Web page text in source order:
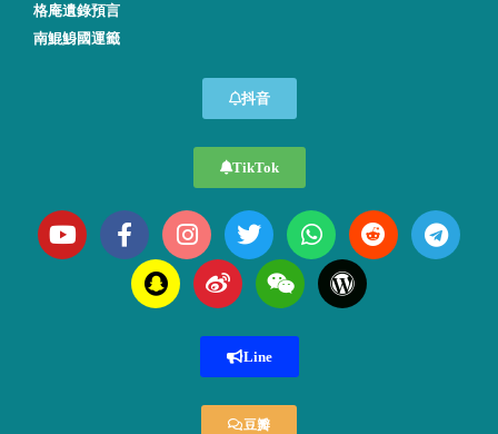
格庵遺錄預言
南鯤鯓國運籤
抖音
TikTok
Line
豆瓣